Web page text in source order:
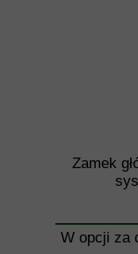
Zamek
W opcji za